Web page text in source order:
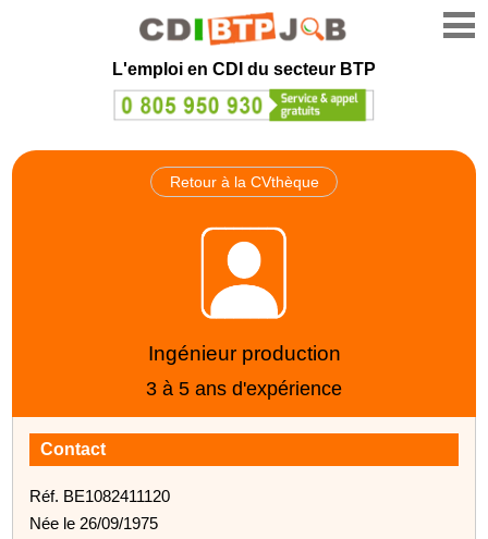
L'emploi en CDI du secteur BTP
Retour à la CVthèque
Ingénieur production
3 à 5 ans d'expérience
Contact
Réf. BE1082411120
Née le 26/09/1975